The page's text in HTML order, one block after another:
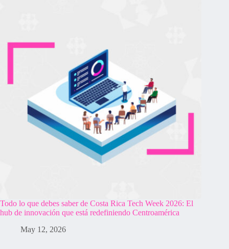
Todo lo que debes saber de Costa Rica Tech Week 2026: El
hub de innovación que está redefiniendo Centroamérica
May 12, 2026